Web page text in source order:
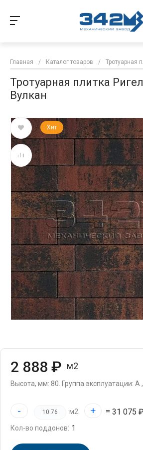
Главная / Каталог товаров / Тротуарная
Тротуарная плитка
Вулкан
Хит
2 888 ₽ м2
Высота, мм: 80. Группа эксплуатации: А ,
- м2. + = 31 075 ₽
Кол-во поддонов: